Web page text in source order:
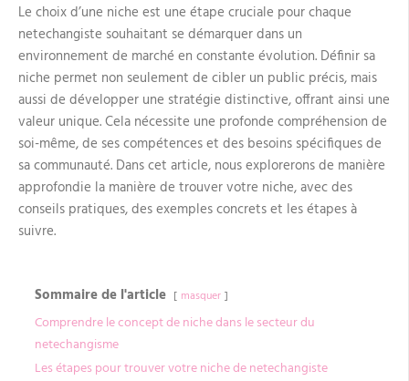
que
?
Le choix d’une niche est une étape cruciale pour chaque
netechangiste souhaitant se démarquer dans un
environnement de marché en constante évolution. Définir sa
niche permet non seulement de cibler un public précis, mais
aussi de développer une stratégie distinctive, offrant ainsi une
valeur unique. Cela nécessite une profonde compréhension de
soi-même, de ses compétences et des besoins spécifiques de
sa communauté. Dans cet article, nous explorerons de manière
approfondie la manière de trouver votre niche, avec des
conseils pratiques, des exemples concrets et les étapes à
suivre.
Sommaire de l'article masquer
Comprendre le concept de niche dans le secteur du
netechangisme
Les étapes pour trouver votre niche de netechangiste